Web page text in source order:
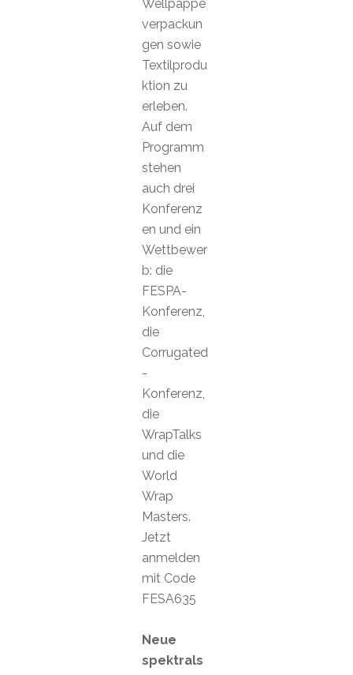
Wellpappe
verpackun
gen sowie
Textilprodu
ktion zu
erleben.
Auf dem
Programm
stehen
auch drei
Konferenz
en und ein
Wettbewer
b: die
FESPA-
Konferenz,
die
Corrugated
-
Konferenz,
die
WrapTalks
und die
World
Wrap
Masters.
Jetzt
anmelden
mit Code
FESA635
Neue
spektrals